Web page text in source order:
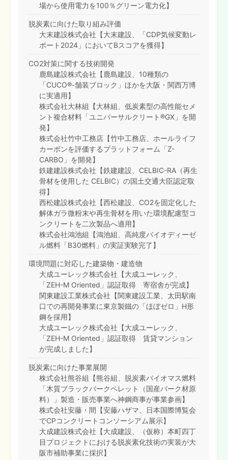
場から使用電力を100％グリーン電力化】
脱炭素に向けた取り組み評価
大末建設株式会社【大末建設、「CDP気候変動レ
ポート2024」においてBスコアを獲得】
CO2対策に関する技術開発
鹿島建設株式会社【鹿島建設、10種類の
「CUCO®-舗装ブロック」ほかを大阪・関西万博
に実適用】
株式会社大林組【大林組、低炭素型の高性能セメ
ント複合材料「ユニバーサルクリート®GX」を開
発】
株式会社竹中工務店【竹中工務店、ホールライフ
カーボンを評価するプラットフォーム「Z-
CARBO」を開発】
鉄建建設株式会社【鉄建建設、CELBIC-RA（再生
骨材を使用した CELBIC）の国土交通大臣認定取
得】
西松建設株式会社【西松建設、CO2を固定化した
解体ガラ微粉末や再生骨材を用いた環境配慮型コ
ンクリートを二次製品へ適用】
株式会社鴻池組【鴻池組、高純度バイオディーゼ
ル燃料「B30燃料」の実証実験完了】
環境問題に対応した建築物・建造物
大成ユーレック株式会社【大成ユーレック、
「ZEH-M Oriented」認証取得 寄宿舎が完成】
関東建設工業株式会社【関東建設工業、太田駅南
口での再開発事業に東京製鐵の「ほぼゼロ」H形
鋼を採用】
大成ユーレック株式会社【大成ユーレック、
「ZEH-M Oriented」認証取得 賃貸マンション
が完成しました】
脱炭素に向けた事業展開
株式会社熊谷組【熊谷組、脱炭素バイオマス燃料
「木質ブラックバークペレット（国産バーク材原
料）」製造・販売事業へ神鋼商事が事業参画】
株式会社安藤・間【安藤ハザマ、日本国際博覧会
でCPコンクリートコンソーシアム展示】
大成建設株式会社【大成建設、（仮称）本町四丁
目プロジェクトにおける脱炭素化技術の実装が大
阪市補助事業に採択】